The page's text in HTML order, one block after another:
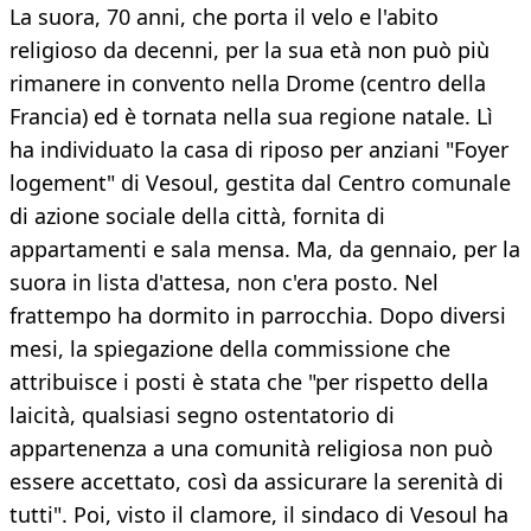
La suora, 70 anni, che porta il velo e l'abito
religioso da decenni, per la sua età non può più
rimanere in convento nella Drome (centro della
Francia) ed è tornata nella sua regione natale. Lì
ha individuato la casa di riposo per anziani "Foyer
logement" di Vesoul, gestita dal Centro comunale
di azione sociale della città, fornita di
appartamenti e sala mensa. Ma, da gennaio, per la
suora in lista d'attesa, non c'era posto. Nel
frattempo ha dormito in parrocchia. Dopo diversi
mesi, la spiegazione della commissione che
attribuisce i posti è stata che "per rispetto della
laicità, qualsiasi segno ostentatorio di
appartenenza a una comunità religiosa non può
essere accettato, così da assicurare la serenità di
tutti". Poi, visto il clamore, il sindaco di Vesoul ha